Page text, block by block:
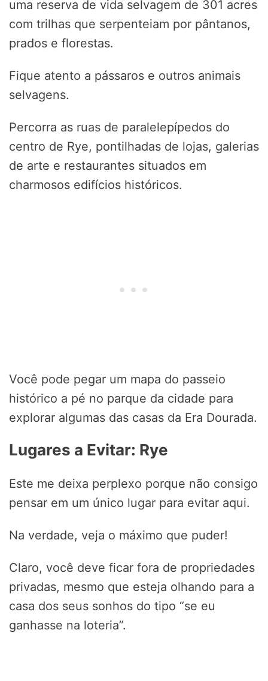
uma reserva de vida selvagem de 301 acres
com trilhas que serpenteiam por pântanos,
prados e florestas.
Fique atento a pássaros e outros animais
selvagens.
Percorra as ruas de paralelepípedos do
centro de Rye, pontilhadas de lojas, galerias
de arte e restaurantes situados em
charmosos edifícios históricos.
Você pode pegar um mapa do passeio
histórico a pé no parque da cidade para
explorar algumas das casas da Era Dourada.
Lugares a Evitar: Rye
Este me deixa perplexo porque não consigo
pensar em um único lugar para evitar aqui.
Na verdade, veja o máximo que puder!
Claro, você deve ficar fora de propriedades
privadas, mesmo que esteja olhando para a
casa dos seus sonhos do tipo “se eu
ganhasse na loteria”.